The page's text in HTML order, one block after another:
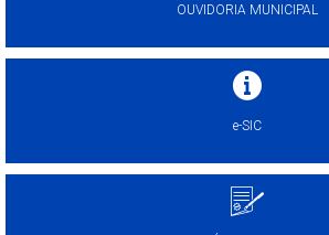
OUVIDORIA MUNICIPAL
e-SIC